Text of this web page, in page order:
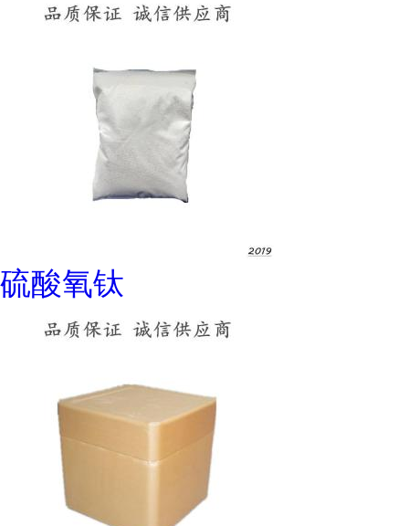
硫酸氧钛